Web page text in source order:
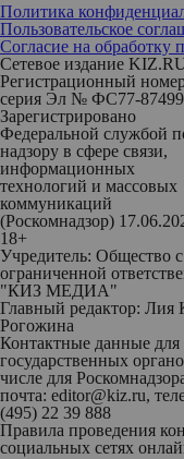
Политика
Пользовательское
Согласие на обработку
Сетевое издание
Регистрационный
серия Эл № ФС77-87499
Зарегистрировано
Федеральной службой
надзору в сфере связи,
информационных
технологий и массовых
коммуникаций
(Роскомнадзор)
18+
Учредитель: Общество с
ограниченной
"КИЗ МЕДИА"
Главный редактор: Лия
Рогожина
Контактные данные для
государственных
числе для
почта: editor@kiz.ru,
(495) 22 39 888
Правила проведения
социальных сетях